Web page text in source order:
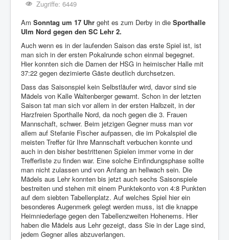
Zugriffe: 6449
Am Sonntag um 17 Uhr geht es zum Derby in die Sporthalle
Ulm Nord gegen den SC Lehr 2.
Auch wenn es in der laufenden Saison das erste Spiel ist, ist
man sich in der ersten Pokalrunde schon einmal begegnet.
Hier konnten sich die Damen der HSG in heimischer Halle mit
37:22 gegen dezimierte Gäste deutlich durchsetzen.
Dass das Saisonspiel kein Selbstläufer wird, davor sind sie
Mädels von Kalle Waltenberger gewarnt. Schon in der letzten
Saison tat man sich vor allem in der ersten Halbzeit, in der
Harzfreien Sporthalle Nord, da noch gegen die 3. Frauen
Mannschaft, schwer. Beim jetzigen Gegner muss man vor
allem auf Stefanie Fischer aufpassen, die im Pokalspiel die
meisten Treffer für Ihre Mannschaft verbuchen konnte und
auch in den bisher bestrittenen Spielen immer vorne in der
Trefferliste zu finden war. Eine solche Einfindungsphase sollte
man nicht zulassen und von Anfang an hellwach sein. Die
Mädels aus Lehr konnten bis jetzt auch sechs Saisonspiele
bestreiten und stehen mit einem Punktekonto von 4:8 Punkten
auf dem siebten Tabellenplatz. Auf welches Spiel hier ein
besonderes Augenmerk gelegt werden muss, ist die knappe
Heimniederlage gegen den Tabellenzweiten Hohenems. Hier
haben die Mädels aus Lehr gezeigt, dass Sie in der Lage sind,
jedem Gegner alles abzuverlangen.